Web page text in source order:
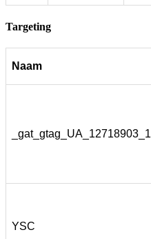
Targeting
Naam
_gat_gtag_UA_12718903_1
YSC